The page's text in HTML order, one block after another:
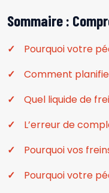
Sommaire :
Pourquoi votre
Comment
Quel liquide de
L’erreur de
Pourquoi vos
Pourquoi votre